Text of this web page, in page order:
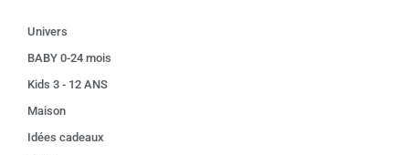
Univers
BABY 0-24 mois
Kids 3 - 12 ANS
Maison
Idées cadeaux